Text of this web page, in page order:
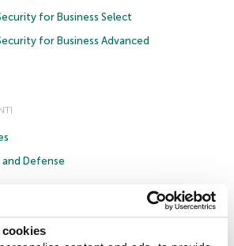
for Business Select
for Business Advanced
Defense